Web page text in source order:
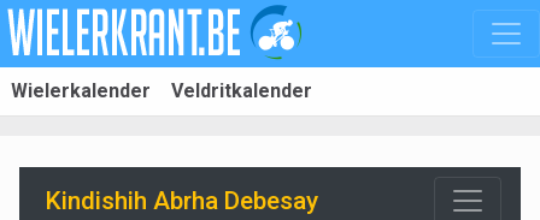
Wielerkalender Veldritkalender
Kindishih Abrha Debesay